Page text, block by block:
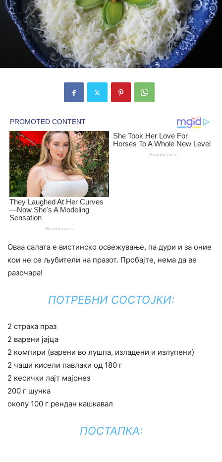
Оваа салата е вистинско освежување, па дури и за оние
кои не се љубители на празот. Пробајте, нема да ве
разочара!
ПОТРЕБНИ СОСТОЈКИ:
2 страка праз
2 варени јајца
2 компири (варени во лушпа, изладени и излупени)
2 чаши кисели павлаки од 180 г
2 кесички лајт мајонез
200 г шунка
околу 100 г рендан кашкавал
ПОСТАПКА: